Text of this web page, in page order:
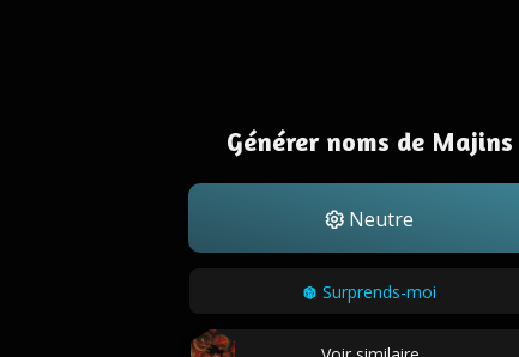
Générer noms de Majins
Neutre
Surprends-moi